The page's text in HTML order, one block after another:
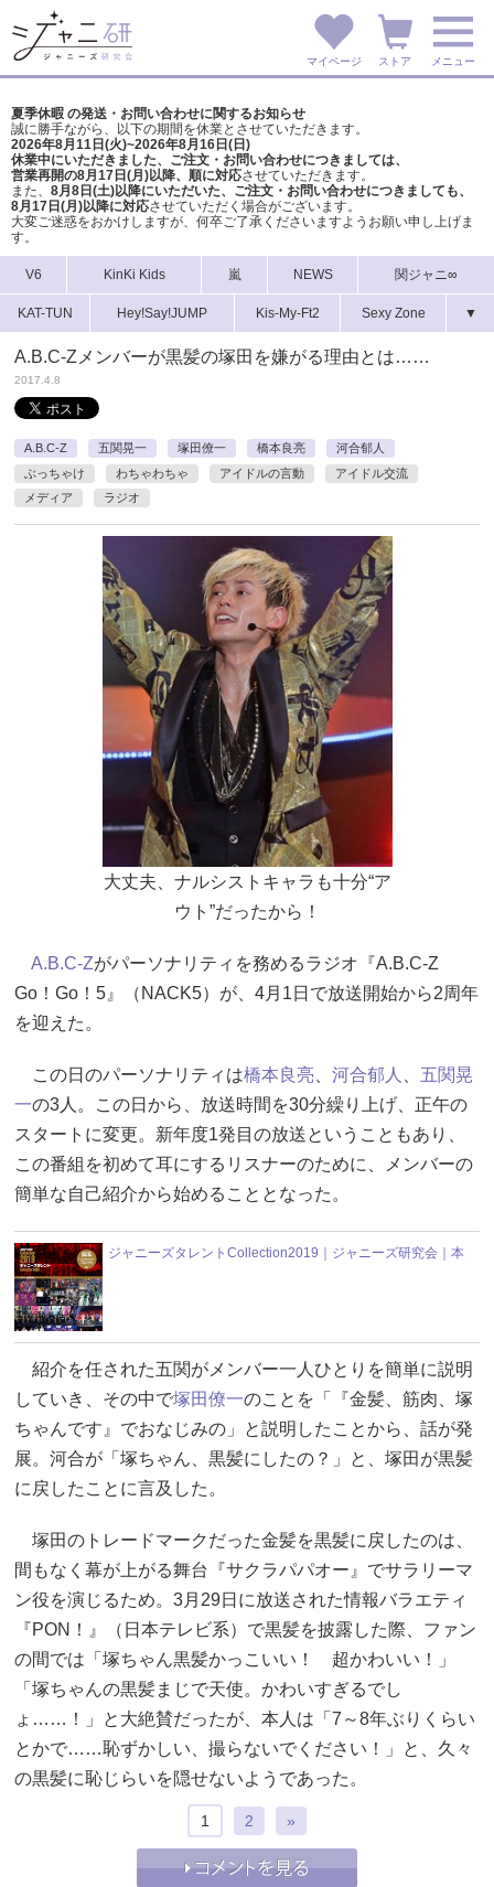
マイページ ストア メニュー
夏季休暇 の発送・お問い合わせに関するお知らせ
誠に勝手ながら、以下の期間を休業とさせていただきます。
2026年8月11日(火)~2026年8月16日(日)
休業中にいただきました、ご注文・お問い合わせにつきましては、
営業再開の8月17日(月)以降、順に対応させていただきます。
また、 8月8日(土)以降にいただいた、ご注文・ お問い合わせにつきましても、
8月17日(月)以降に対応させていただく場合がございます。
大変ご迷惑をおかけしますが、 何卒ご了承くださいますようお願い申し上げま
す。
V6 KinKi Kids 嵐 NEWS 関ジャニ∞
KAT-TUN Hey!Say!JUMP Kis-My-Ft2 Sexy Zone ▼
A.B.C-Zメンバーが黒髪の塚田を嫌がる理由とは……
2017.4.8
A.B.C-Z 五関晃一 塚田僚一 橋本良亮
河合郁人
ぶっちゃけ
わちゃわちゃ アイドルの言動
アイドル交流
メディア
ラジオ
大丈夫、ナルシストキャラも十分“ア
ウト”だったから！
A.B.C-Zがパーソナリティを務めるラジオ『A.B.C-Z
Go！Go！5』（NACK5）が、4月1日で放送開始から2周年
を迎えた。
この日のパーソナリティは橋本良亮 河合郁人
五関晃
一の3人。この日から、放送時間を30分繰り上げ、正午の
スタートに変更。新年度1発目の放送ということもあり、
この番組を初めて耳にするリスナーのために、メンバーの
簡単な自己紹介から始めることとなった。
ジャニーズタレントCollection2019｜ジャニーズ研究会｜本
紹介を任された五関がメンバー一人ひとりを簡単に説明
していき、その中で塚田僚一のことを「『金髪、筋肉、塚
ちゃんです』でおなじみの」と説明したことから、話が発
展。河合が「塚ちゃん、黒髪にしたの？」と、塚田が黒髪
に戻したことに言及した。
塚田のトレードマークだった金髪を黒髪に戻したのは、
間もなく幕が上がる舞台『サクラパパオー』でサラリーマ
ン役を演じるため。3月29日に放送された情報バラエティ
『PON！』（日本テレビ系）で黒髪を披露した際、ファン
の間では「塚ちゃん黒髪かっこいい！ 超かわいい！」
「塚ちゃんの黒髪まじで天使。かわいすぎるでし
ょ……！」と大絶賛だったが、本人は「7～8年ぶりくらい
とかで……恥ずかしい、撮らないでください！」と、久々
の黒髪に恥じらいを隠せないようであった。
1 2 »